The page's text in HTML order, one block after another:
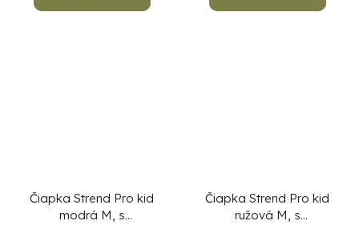
5
Čiapka Strend Pro kid
modrá M, s
Čiapka Strend Pro kid
ružová M, s